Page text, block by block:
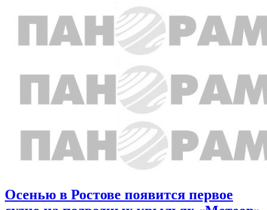
Осенью в Ростове появится первое